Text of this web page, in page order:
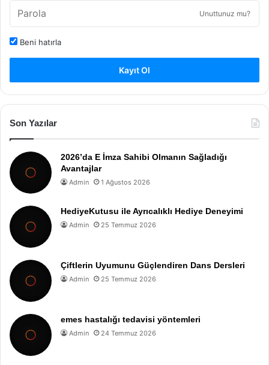
Unuttunuz mu?
Beni hatırla
Kayıt Ol
Son Yazılar
2026’da E İmza Sahibi Olmanın Sağladığı
Avantajlar
Admin 1 Ağustos 2026
HediyeKutusu ile Ayrıcalıklı Hediye Deneyimi
Admin 25 Temmuz 2026
Çiftlerin Uyumunu Güçlendiren Dans Dersleri
Admin 25 Temmuz 2026
emes hastalığı tedavisi yöntemleri
Admin 24 Temmuz 2026